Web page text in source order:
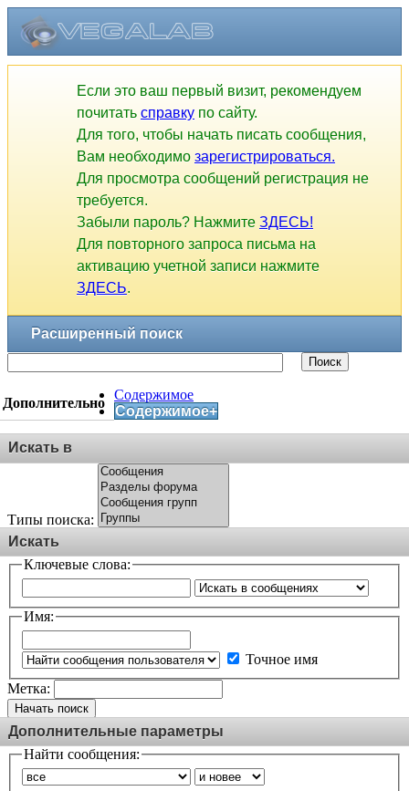
Если это ваш первый визит, рекомендуем
почитать справку по сайту.
Для того, чтобы начать писать сообщения,
Вам необходимо зарегистрироваться.
Для просмотра сообщений регистрация не
требуется.
Забыли пароль? Нажмите ЗДЕСЬ!
Для повторного запроса письма на
активацию учетной записи нажмите
ЗДЕСЬ.
Расширенный поиск
Поиск
Дополнительно
Содержимое
Содержимое+
Искать в
Типы поиска:
Искать
Ключевые слова:
Имя:
Точное имя
Метка:
Начать поиск
Дополнительные параметры
Найти сообщения: